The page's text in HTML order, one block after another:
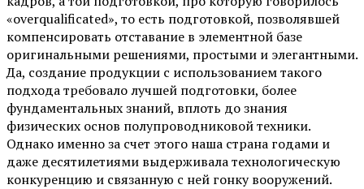
«overqualificated», то есть подготовкой, позволявшей
компенсировать отставание в элементной базе
оригинальными решениями, простыми и элегантными.
Да, создание продукции с использованием такого
подхода требовало лучшей подготовки, более
фундаментальных знаний, вплоть до знания
физических основ полупроводниковой техники.
Однако именно за счет этого наша страна годами и
даже десятилетиями выдерживала технологическую
конкуренцию и связанную с ней гонку вооружений.